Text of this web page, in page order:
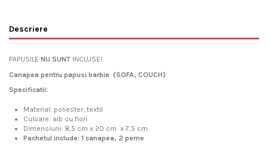
Descriere
PAPUSILE NU SUNT INCLUSE!
Canapea pentru papusi barbie (SOFA, COUCH)
Specificatii:
Material: poliester, textil
Culoare: alb cu flori
Dimensiuni: 8,5 cm x 20 cm x 7,5 cm
Pachetul include: 1 canapea, 2 perne